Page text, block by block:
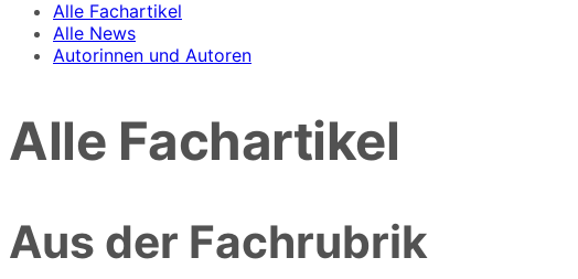
Alle Fachartikel
Alle News
Autorinnen und Autoren
Alle Fachartikel
Aus der Fachrubrik